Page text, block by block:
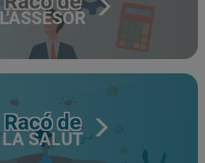
L'ASSESOR
Racó de
LA SALUT